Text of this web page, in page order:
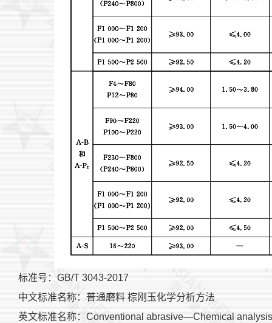
标准号：GB/T 3043-2017
中文标准名称：普通磨料 棕刚玉化学分析方法
英文标准名称：Conventional abrasive—Chemical